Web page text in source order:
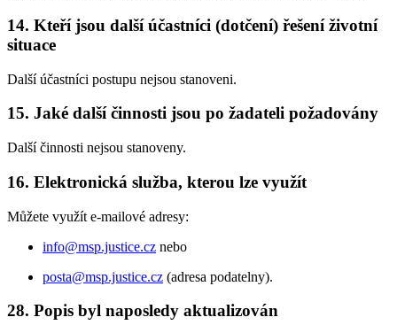
14. Kteří jsou další účastníci (dotčení) řešení životní
situace
Další účastníci postupu nejsou stanoveni.
15. Jaké další činnosti jsou po žadateli požadovány
Další činnosti nejsou stanoveny.
16. Elektronická služba, kterou lze využít
Můžete využít e-mailové adresy:
info@msp.justice.cz nebo
posta@msp.justice.cz (adresa podatelny).
28. Popis byl naposledy aktualizován